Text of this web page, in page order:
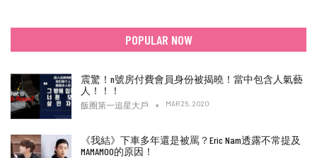
POPULAR NOW
震驚！n號房付費會員身份被揭曉！當中包含人氣藝
人！！！
飯圈第一追星大戶 MAR 25, 2020
《我結》下車多年還是被罵？Eric Nam透露不常提及
MAMAMOO的原因！